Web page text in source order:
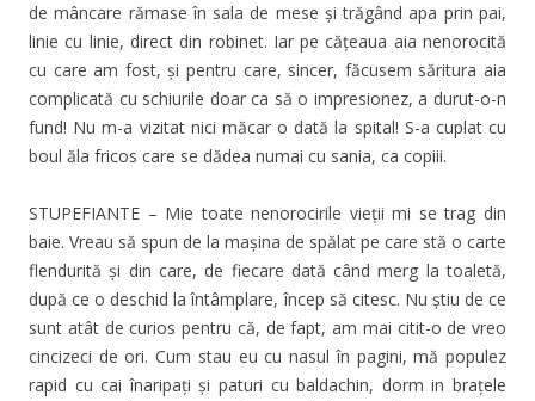
de mâncare rămase în sala de mese și trăgând apa prin pai,
linie cu linie, direct din robinet. Iar pe cățeaua aia nenorocită
cu care am fost, și pentru care, sincer, făcusem săritura aia
complicată cu schiurile doar ca să o impresionez, a durut-o-n
fund! Nu m-a vizitat nici măcar o dată la spital! S-a cuplat cu
boul ăla fricos care se dădea numai cu sania, ca copiii.
STUPEFIANTE – Mie toate nenorocirile vieții mi se trag din
baie. Vreau să spun de la mașina de spălat pe care stă o carte
flendurită și din care, de fiecare dată când merg la toaletă,
după ce o deschid la întâmplare, încep să citesc. Nu știu de ce
sunt atât de curios pentru că, de fapt, am mai citit-o de vreo
cincizeci de ori. Cum stau eu cu nasul în pagini, mă populez
rapid cu cai înaripați și paturi cu baldachin, dorm in brațele